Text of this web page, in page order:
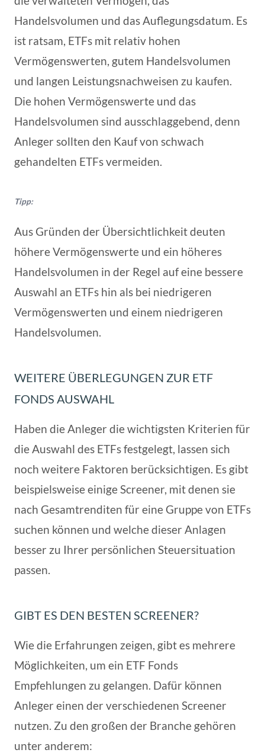
Handelsvolumen und das Auflegungsdatum. Es
ist ratsam, ETFs mit relativ hohen
Vermögenswerten, gutem Handelsvolumen
und langen Leistungsnachweisen zu kaufen.
Die hohen Vermögenswerte und das
Handelsvolumen sind ausschlaggebend, denn
Anleger sollten den Kauf von schwach
gehandelten ETFs vermeiden.
Tipp:
Aus Gründen der Übersichtlichkeit deuten
höhere Vermögenswerte und ein höheres
Handelsvolumen in der Regel auf eine bessere
Auswahl an ETFs hin als bei niedrigeren
Vermögenswerten und einem niedrigeren
Handelsvolumen.
WEITERE ÜBERLEGUNGEN ZUR ETF
FONDS AUSWAHL
Haben die Anleger die wichtigsten Kriterien für
die Auswahl des ETFs festgelegt, lassen sich
noch weitere Faktoren berücksichtigen. Es gibt
beispielsweise einige Screener, mit denen sie
nach Gesamtrenditen für eine Gruppe von ETFs
suchen können und welche dieser Anlagen
besser zu Ihrer persönlichen Steuersituation
passen.
GIBT ES DEN BESTEN SCREENER?
Wie die Erfahrungen zeigen, gibt es mehrere
Möglichkeiten, um ein ETF Fonds
Empfehlungen zu gelangen. Dafür können
Anleger einen der verschiedenen Screener
nutzen. Zu den großen der Branche gehören
unter anderem: